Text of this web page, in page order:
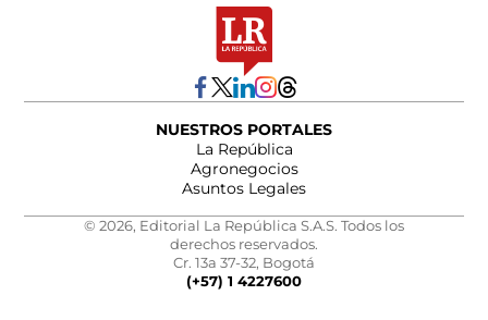
NUESTROS PORTALES
La República
Agronegocios
Asuntos Legales
© 2026, Editorial La República S.A.S. Todos los
derechos reservados.
Cr. 13a 37-32, Bogotá
(+57) 1 4227600